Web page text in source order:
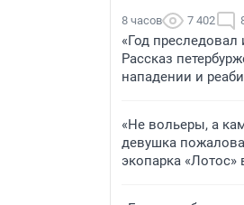
8 часов 7 402
«Год
Рассказ
нападении и
«Не вольеры, а
девушка
экопарка «Лотос»